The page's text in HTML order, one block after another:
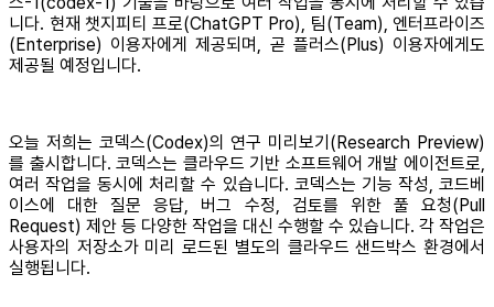
니다. 현재 챗지피티 프로(ChatGPT Pro), 팀(Team), 엔터프라이즈
(Enterprise) 이용자에게 제공되며, 곧 플러스(Plus) 이용자에게도
제공될 예정입니다.
오늘 저희는 코덱스(Codex)의 연구 미리보기(Research Preview)
를 출시합니다. 코덱스는 클라우드 기반 소프트웨어 개발 에이전트로,
여러 작업을 동시에 처리할 수 있습니다. 코덱스는 기능 작성, 코드베
이스에 대한 질문 응답, 버그 수정, 검토를 위한 풀 요청(Pull
Request) 제안 등 다양한 작업을 대신 수행할 수 있습니다. 각 작업은
사용자의 저장소가 미리 로드된 별도의 클라우드 샌드박스 환경에서
실행됩니다.